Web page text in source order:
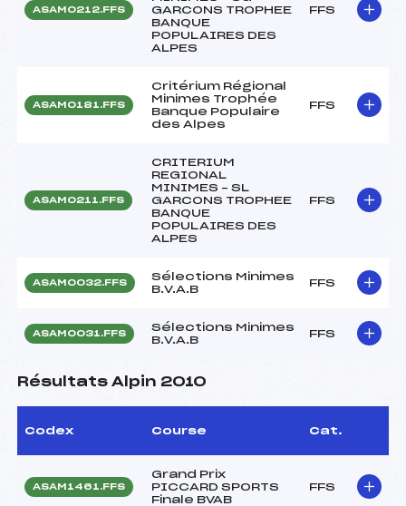
ASAM0212.FFS
GARCONS TROPHEE
BANQUE
POPULAIRES DES
ALPES
FFS
ASAM0181.FFS
Critérium Régional
Minimes Trophée
Banque Populaire
des Alpes
FFS
ASAM0211.FFS
CRITERIUM
REGIONAL
MINIMES – SL
GARCONS TROPHEE
BANQUE
POPULAIRES DES
ALPES
FFS
ASAM0032.FFS
Sélections Minimes
B.V.A.B
FFS
ASAM0031.FFS
Sélections Minimes
B.V.A.B
FFS
Résultats Alpin 2010
Codex Course Cat.
ASAM1461.FFS
Grand Prix
PICCARD SPORTS
Finale BVAB
FFS